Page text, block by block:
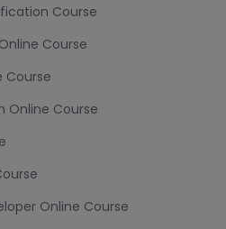
Course
Course
Course
Online Course
Online Course